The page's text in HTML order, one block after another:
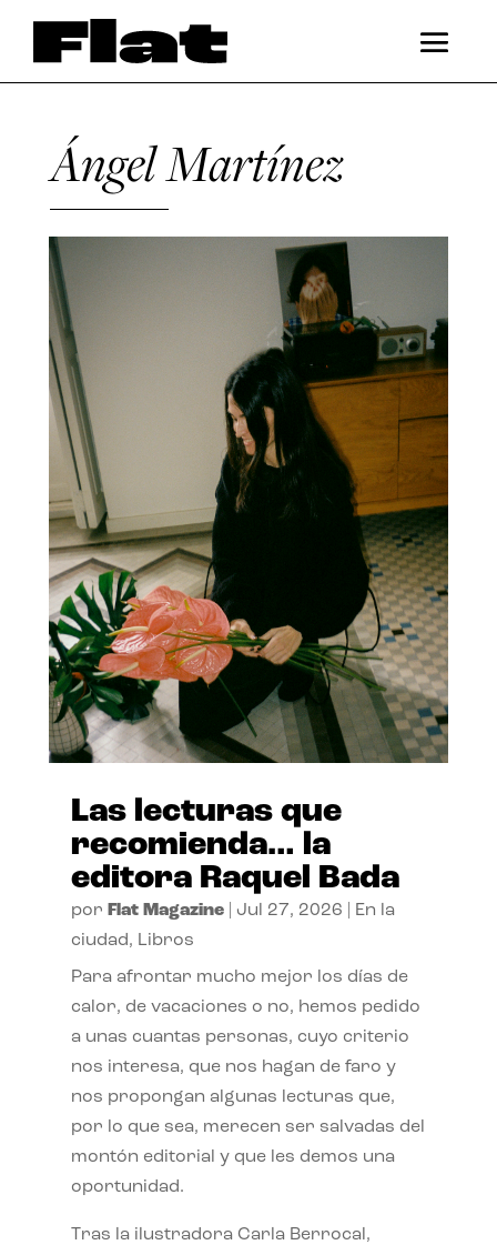
Ángel Martínez
Las lecturas que
recomienda… la
editora Raquel Bada
por Flat Magazine| Jul 27, 2026
En la
ciudad, Libros
Para afrontar mucho mejor los días de
calor, de vacaciones o no, hemos pedido
a unas cuantas personas, cuyo criterio
nos interesa, que nos hagan de faro y
nos propongan algunas lecturas que,
por lo que sea, merecen ser salvadas del
montón editorial y que les demos una
oportunidad.
Tras la ilustradora Carla Berrocal,